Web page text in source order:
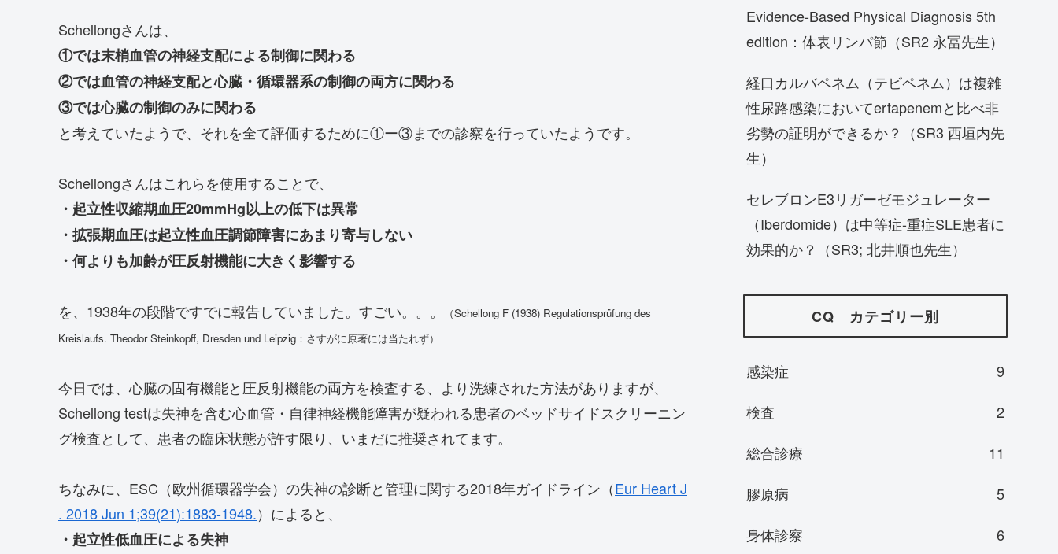
Schellongさんは、
①では末梢血管の神経支配による制御に関わる
②では血管の神経支配と心臓・循環器系の制御の両方に関わる
③では心臓の制御のみに関わる
と考えていたようで、それを全て評価するために①ー③までの診察を行っていたようです。
Schellongさんはこれらを使用することで、
・起立性収縮期血圧20mmHg以上の低下は異常
・拡張期血圧は起立性血圧調節障害にあまり寄与しない
・何よりも加齢が圧反射機能に大きく影響する
を、1938年の段階ですでに報告していました。すごい。。。
（Schellong F (1938) Regulationsprüfung des
Kreislaufs. Theodor Steinkopff, Dresden und Leipzig：さすがに原著には当たれず）
今日では、心臓の固有機能と圧反射機能の両方を検査する、より洗練された方法がありますが、
Schellong testは失神を含む心血管・自律神経機能障害が疑われる患者のベッドサイドスクリーニン
グ検査として、患者の臨床状態が許す限り、いまだに推奨されてます。
ちなみに、ESC（欧州循環器学会）の失神の診断と管理に関する2018年ガイドライン（Eur Heart J
. 2018 Jun 1;39(21):1883-1948.）によると、
・起立性低血圧による失神
Evidence-Based Physical Diagnosis 5th
edition：体表リンパ節（SR2 永冨先生）
経口カルバペネム（テビペネム）は複雑
性尿路感染においてertapenemと比べ非
劣勢の証明ができるか？（SR3 西垣内先
生）
セレブロンE3リガーゼモジュレーター
（Iberdomide）は中等症-重症SLE患者に
効果的か？（SR3; 北井順也先生）
CQ カテゴリー別
感染症
9
検査
2
総合診療
11
膠原病
5
身体診察
6